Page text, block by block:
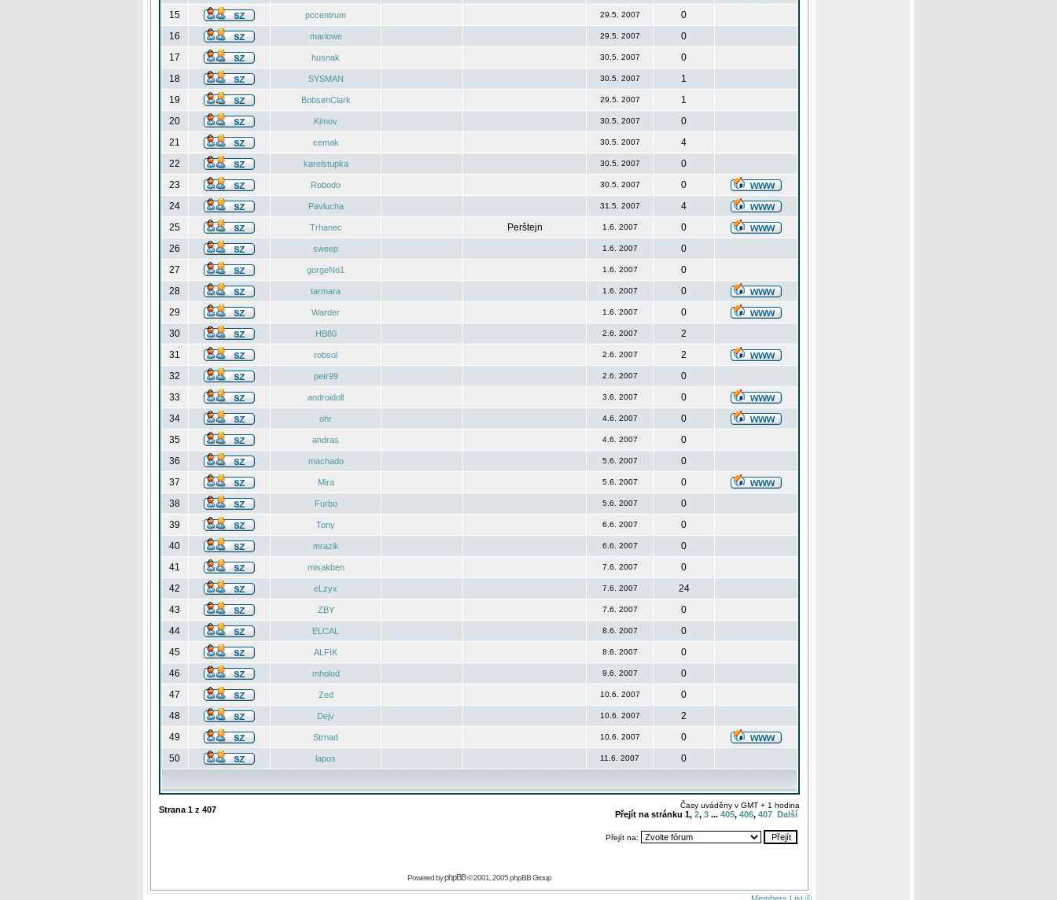
15
pccentrum 29.5. 2007
0
16
marlowe 29.5. 2007
0
17
husnak 30.5. 2007
0
18
SYSMAN 30.5. 2007
1
19
BobsenClark 29.5. 2007
1
20
Kimov 30.5. 2007
0
21
cemak 30.5. 2007
4
22
karelstupka 30.5. 2007
0
23
Robodo 30.5. 2007
0
24
Pavlucha 31.5. 2007
4
25
Trhanec Perštejn 1.6. 2007
0
26
sweep 1.6. 2007
0
27
gorgeNo1 1.6. 2007
0
28
tarmara 1.6. 2007
0
29
Warder 1.6. 2007
0
30
HB80 2.6. 2007
2
31
robsol 2.6. 2007
2
32
petr99 2.6. 2007
0
33
androidoll 3.6. 2007
0
34
ohr 4.6. 2007
0
35
andras 4.6. 2007
0
36
machado 5.6. 2007
0
37
Mira 5.6. 2007
0
38
Furbo 5.6. 2007
0
39
Tony 6.6. 2007
0
40
mrazik 6.6. 2007
0
41
misakben 7.6. 2007
0
42
eLzyx 7.6. 2007
24
43
ZBY 7.6. 2007
0
44
ELCAL 8.6. 2007
0
45
ALFIK 8.6. 2007
0
46
mholod 9.6. 2007
0
47
Zed 10.6. 2007
0
48
Dejv 10.6. 2007
2
49
Strnad 10.6. 2007
0
50
lapos 11.6. 2007 0
Strana 1 z 407 Časy uváděny v GMT + 1 hodina
Přejít na stránku 1, 2, 3 ... 405, 406, 407 Další
Přejít na:
Powered byphpBB© 2001, 2005 phpBB Group